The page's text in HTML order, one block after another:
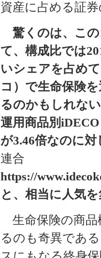
資産に占める証
驚くのは、この
て、構成比では
いシェアを占め
コ）で生命保険
るのかもしれな
運用商品別
が3.46倍なのに
連合
https://
と、相当に人気
生命保険の商品
るのも奇異であ